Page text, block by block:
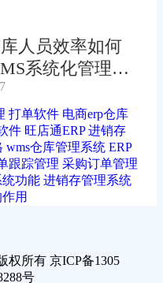
人员效率如何
系统化管理提
打单软件 电商erp仓库
件 旺店通ERP 进销存
wms仓库管理系统 ERP
跟踪管理 采购订单管理
功能 进销存管理系统
用
权所有 京ICP备1305
号